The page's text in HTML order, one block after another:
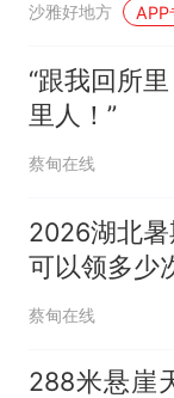
沙雅好地方 APP
“跟我回所
里人！”
蔡甸在线
2026湖北
可以领多少
蔡甸在线
288米悬崖